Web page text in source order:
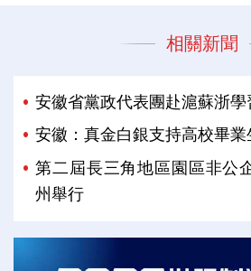
相關新聞
安徽省黨政代表團赴滬蘇浙
安徽：真金白銀支持高校畢業
第二屆長三角地區園區非公
州舉行